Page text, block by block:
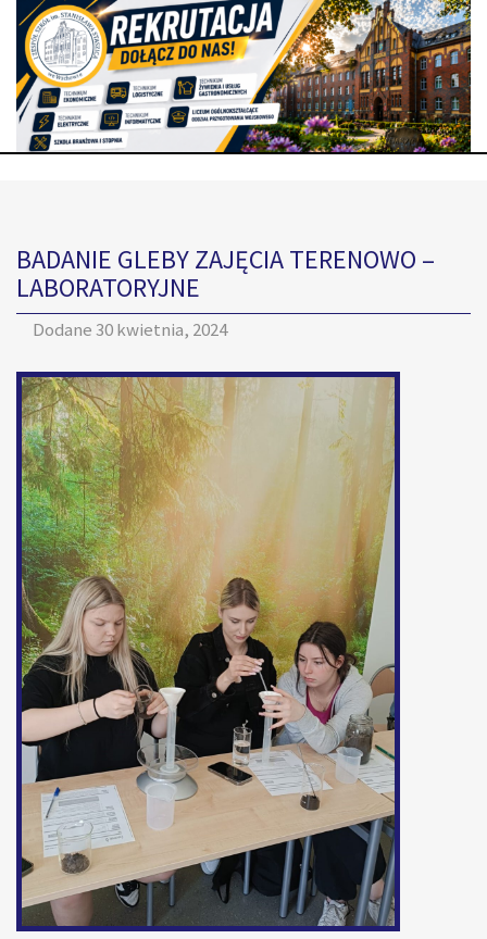
BADANIE GLEBY ZAJĘCIA TERENOWO –
LABORATORYJNE
Dodane30 kwietnia, 2024